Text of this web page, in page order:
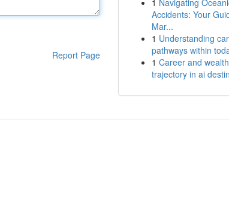
Report Page
1 Navigating
Accidents: Your
Mar...
1 Understanding
pathways within
1 Career and wealth
trajectory in ai